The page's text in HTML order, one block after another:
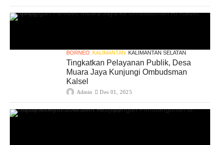
BORNEO KALIMANTAN KALIMANTAN SELATAN
Tingkatkan Pelayanan Publik, Desa
Muara Jaya Kunjungi Ombudsman
Kalsel
Admin Des 01, 2025